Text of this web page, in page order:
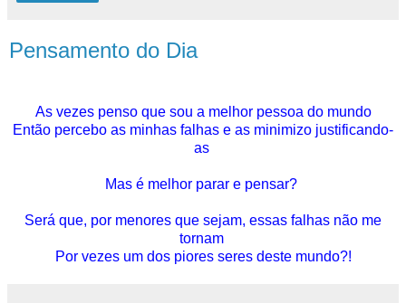
Pensamento do Dia
As vezes penso que sou a melhor pessoa do mundo
Então percebo as minhas falhas e as minimizo justificando-
as
Mas é melhor parar e pensar?
Será que, por menores que sejam, essas falhas não me
tornam
Por vezes um dos piores seres deste mundo?!